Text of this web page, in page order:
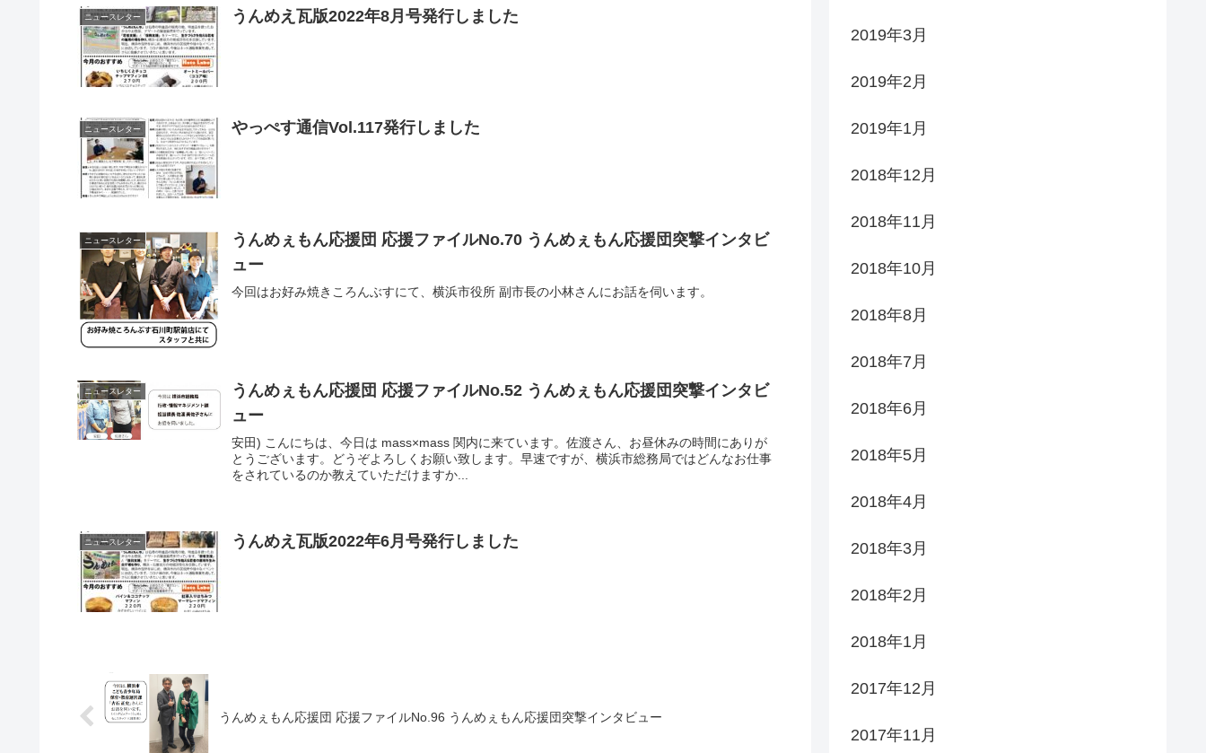
ニュースレター うんめえ瓦版2022年8月号発行しました
ニュースレター やっぺす通信Vol.117発行しました
ニュースレター
うんめぇもん応援団 応援ファイルNo.70 うんめぇもん応援団突撃インタビ
ュー
今回はお好み焼きころんぶすにて、横浜市役所 副市長の小林さんにお話を伺います。
ニュースレター
うんめぇもん応援団 応援ファイルNo.52 うんめぇもん応援団突撃インタビ
ュー
安田) こんにちは、今日は mass×mass 関内に来ています。佐渡さん、お昼休みの時間にありが
とうございます。どうぞよろしくお願い致します。早速ですが、横浜市総務局ではどんなお仕事
をされているのか教えていただけますか...
ニュースレター うんめえ瓦版2022年6月号発行しました
うんめぇもん応援団 応援ファイルNo.96 うんめぇもん応援団突撃インタビュー
2019年3月
2019年2月
2019年1月
2018年12月
2018年11月
2018年10月
2018年8月
2018年7月
2018年6月
2018年5月
2018年4月
2018年3月
2018年2月
2018年1月
2017年12月
2017年11月